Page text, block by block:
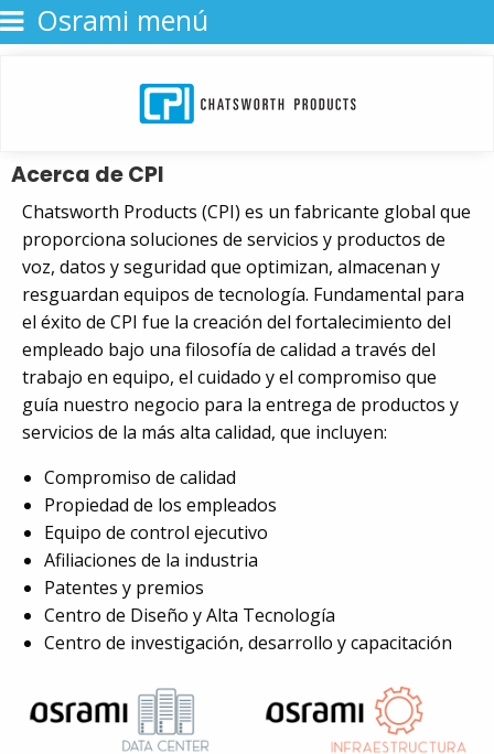
Osrami menú
Acerca de CPI
Chatsworth Products (CPI) es un fabricante global que
proporciona soluciones de servicios y productos de
voz, datos y seguridad que optimizan, almacenan y
resguardan equipos de tecnología. Fundamental para
el éxito de CPI fue la creación del fortalecimiento del
empleado bajo una filosofía de calidad a través del
trabajo en equipo, el cuidado y el compromiso que
guía nuestro negocio para la entrega de productos y
servicios de la más alta calidad, que incluyen:
Compromiso de calidad
Propiedad de los empleados
Equipo de control ejecutivo
Afiliaciones de la industria
Patentes y premios
Centro de Diseño y Alta Tecnología
Centro de investigación, desarrollo y capacitación